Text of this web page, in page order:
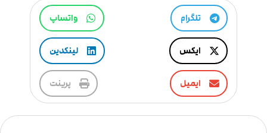
تلگرام واتساپ
ایکس لینکدین
ایمیل پرینت